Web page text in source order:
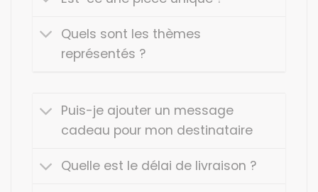
Quels sont les thèmes
représentés ?
Puis-je ajouter un message
cadeau pour mon destinataire
Quelle est le délai de livraison ?